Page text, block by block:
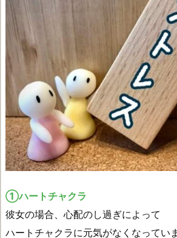
①ハートチャクラ
彼女の場合、心配のし過ぎによって
ハートチャクラに元気がなくなってい